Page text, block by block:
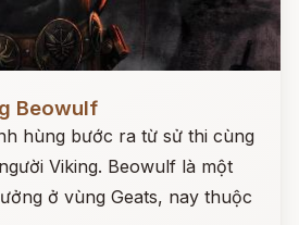
Beowulf
hùng bước ra từ sử thi cùng
Viking. Beowulf là một
ở vùng Geats, nay thuộc